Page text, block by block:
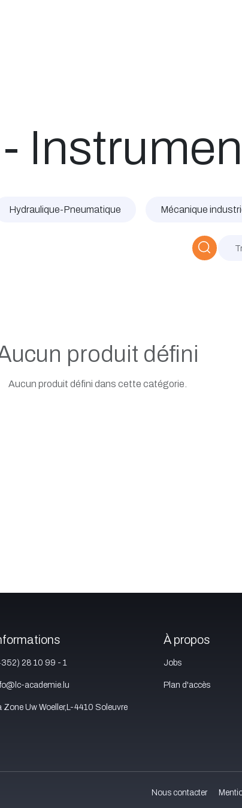
Hydraulique-Pneumatique Mécanique
produit défini
Aucun produit défini dans cette catégorie.
28 10 99 - 1
academie.lu
Zone Uw Woeller,L-4410 Soleuvre
À propos
Jobs
Plan d'accès
Nous contacter